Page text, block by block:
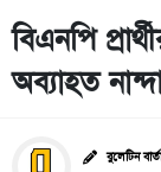
বিএনপি
অব্যাহত
বুলেটিন বার্তা